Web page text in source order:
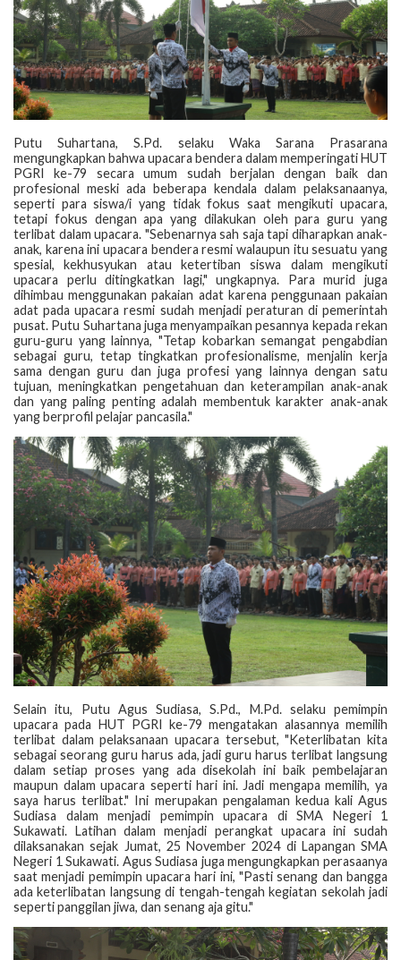
Putu Suhartana, S.Pd. selaku Waka Sarana Prasarana
mengungkapkan bahwa upacara bendera dalam memperingati HUT
PGRI ke-79 secara umum sudah berjalan dengan baik dan
profesional meski ada beberapa kendala dalam pelaksanaanya,
seperti para siswa/i yang tidak fokus saat mengikuti upacara,
tetapi fokus dengan apa yang dilakukan oleh para guru yang
terlibat dalam upacara. "Sebenarnya sah saja tapi diharapkan anak-
anak, karena ini upacara bendera resmi walaupun itu sesuatu yang
spesial, kekhusyukan atau ketertiban siswa dalam mengikuti
upacara perlu ditingkatkan lagi," ungkapnya. Para murid juga
dihimbau menggunakan pakaian adat karena penggunaan pakaian
adat pada upacara resmi sudah menjadi peraturan di pemerintah
pusat. Putu Suhartana juga menyampaikan pesannya kepada rekan
guru-guru yang lainnya, "Tetap kobarkan semangat pengabdian
sebagai guru, tetap tingkatkan profesionalisme, menjalin kerja
sama dengan guru dan juga profesi yang lainnya dengan satu
tujuan, meningkatkan pengetahuan dan keterampilan anak-anak
dan yang paling penting adalah membentuk karakter anak-anak
yang berprofil pelajar pancasila."
Selain itu, Putu Agus Sudiasa, S.Pd., M.Pd. selaku pemimpin
upacara pada HUT PGRI ke-79 mengatakan alasannya memilih
terlibat dalam pelaksanaan upacara tersebut, "Keterlibatan kita
sebagai seorang guru harus ada, jadi guru harus terlibat langsung
dalam setiap proses yang ada disekolah ini baik pembelajaran
maupun dalam upacara seperti hari ini. Jadi mengapa memilih, ya
saya harus terlibat." Ini merupakan pengalaman kedua kali Agus
Sudiasa dalam menjadi pemimpin upacara di SMA Negeri 1
Sukawati. Latihan dalam menjadi perangkat upacara ini sudah
dilaksanakan sejak Jumat, 25 November 2024 di Lapangan SMA
Negeri 1 Sukawati. Agus Sudiasa juga mengungkapkan perasaanya
saat menjadi pemimpin upacara hari ini, "Pasti senang dan bangga
ada keterlibatan langsung di tengah-tengah kegiatan sekolah jadi
seperti panggilan jiwa, dan senang aja gitu."